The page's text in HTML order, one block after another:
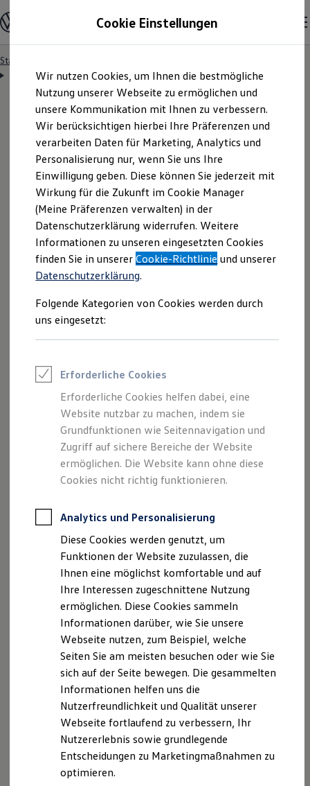
Hauptinhalt
springen
Footer
springen
Modelle & Konfigurator
Nutzfahrzeugkategorien entdecken
Modelle konfigurieren
Vorgängermodelle und Oldtimer
Vorgängermodelle
Oldtimer
Bulli Historie
Branchenlösungen & Gewerbekunden
Umbaulösungen und Hersteller finden
Auf- und Umbauten entdecken & konfigurieren
Groß- und Sonderkunden
Großkunden
Kommunen & Behörden
Journalisten
Sportvereine
Branchenlösungen
Bau & Handwerk
Gewerbliche Personenbeförderung
Service & mobile Werkstätten
Kurier, Logistik & Handel
Kühlfahrzeuge
Feuerwehr
ONE Business ID Vorteile
Fahrzeuge online kaufen
Digitaler Marktplatz
Kauf & Finanzierung
Online-Fahrzeugbewertung
Aktionen & Angebote
E-Auto-Förderung
Für Privatkunden
Für Gewerbekunden
Profi Paket
ProfiPartner für Gebrauchtwagen
Finanzierung
Für Privatkunden
Für Gewerbekunden
Leasing
Für Privatkunden
Für Gewerbekunden
Versicherungen & Garantien
Garantien
Kfz-Versicherung für Nutzfahrzeuge
Restschuldversicherung
Wartungsverträge
Besitzer & Service
Reparatur & Service
Sommer-Special
Reparatur, Pflege & Inspektion
Servicetermin anfragen
Service-Vorteile bei Volkswagen Nutzfahrzeuge
ServicePlus
Economy Service
Räder & Reifen Service
Startseite
Servicetermin anfragen
Servicetermin bequem
online anfragen
Nutzen Sie unser Onlineformular, um schnell und
unkompliziert einen Servicetermin bei Ihrem
Volkswagen NutzfahrzeugePartner anzufragen.
Cookie Einstellungen
Wir nutzen Cookies, um Ihnen die bestmögliche
Nutzung unserer Webseite zu ermöglichen und
unsere Kommunikation mit Ihnen zu verbessern.
Wir berücksichtigen hierbei Ihre Präferenzen und
verarbeiten Daten für Marketing, Analytics und
Personalisierung nur, wenn Sie uns Ihre
Einwilligung geben. Diese können Sie jederzeit mit
Wirkung für die Zukunft im Cookie Manager
(Meine Präferenzen verwalten) in der
Datenschutzerklärung widerrufen. Weitere
Informationen zu unseren eingesetzten Cookies
finden Sie in unsererCookie-Richtlinie und unserer
Datenschutzerklärung.
Folgende Kategorien von Cookies werden durch
uns eingesetzt:
Erforderliche Cookies
Erforderliche Cookies helfen dabei, eine
Website nutzbar zu machen, indem sie
Grundfunktionen wie Seitennavigation und
Zugriff auf sichere Bereiche der Website
ermöglichen. Die Website kann ohne diese
Cookies nicht richtig funktionieren.
Analytics und Personalisierung
Diese Cookies werden genutzt, um
Funktionen der Website zuzulassen, die
Ihnen eine möglichst komfortable und auf
Ihre Interessen zugeschnittene Nutzung
ermöglichen. Diese Cookies sammeln
Informationen darüber, wie Sie unsere
Webseite nutzen, zum Beispiel, welche
Seiten Sie am meisten besuchen oder wie Sie
sich auf der Seite bewegen. Die gesammelten
Informationen helfen uns die
Nutzerfreundlichkeit und Qualität unserer
Webseite fortlaufend zu verbessern, Ihr
Nutzererlebnis sowie grundlegende
Entscheidungen zu Marketingmaßnahmen zu
optimieren.